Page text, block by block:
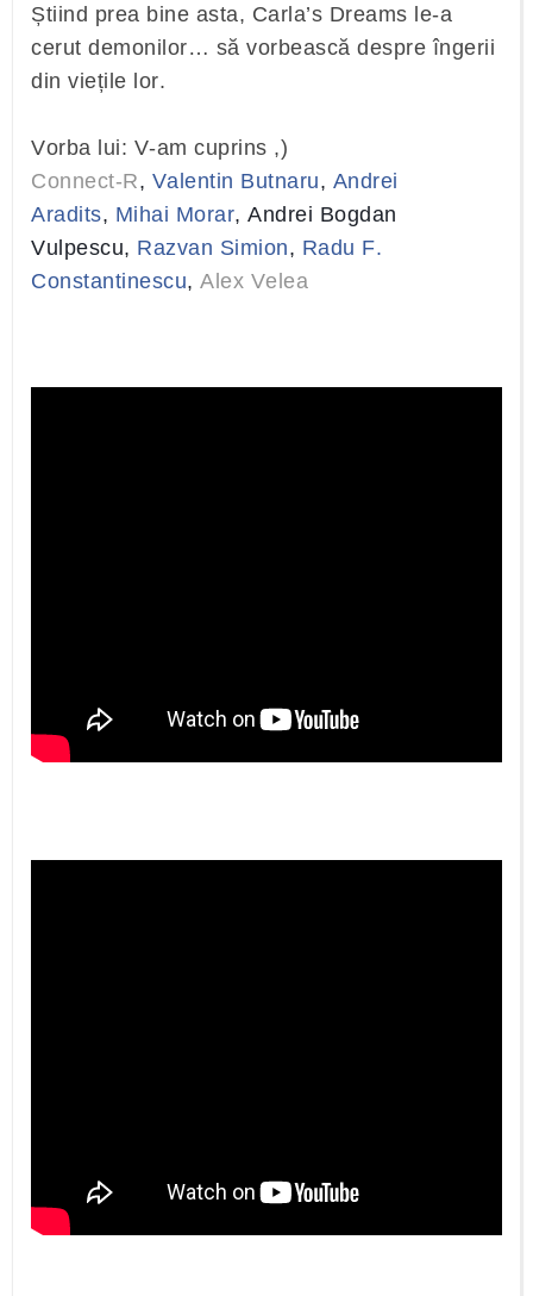
Știind prea bine asta, Carla’s Dreams le-a
cerut demonilor… să vorbească despre îngerii
din viețile lor.
Vorba lui: V-am cuprins ,)
Connect-R, Valentin Butnaru, Andrei
Aradits, Mihai Morar, Andrei Bogdan
Vulpescu, Razvan Simion, Radu F.
Constantinescu, Alex Velea